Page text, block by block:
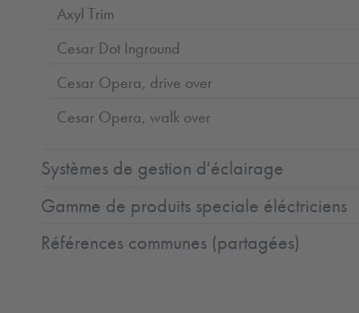
Axyl Trim
Cesar Dot Inground
Cesar Opera, drive over
Cesar Opera, walk over
Systèmes de gestion d'éclairage
Gamme de produits speciale éléctriciens
Références communes (partagées)